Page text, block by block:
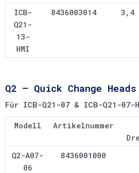
ICB-
Q21-
13-
HMI
8436003014 3,4
Q2 – Quick Change Heads
Für ICB-Q21-07 & ICB-Q21-07-
Modell Artikelnummer
Q2-A07-
06
8436001000